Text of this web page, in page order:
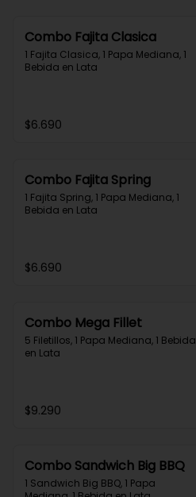
Combo Fajita Clasica
1 Fajita Clasica, 1 Papa Mediana, 1
Bebida en Lata
$6.690
Combo Fajita Spring
1 Fajita Spring, 1 Papa Mediana, 1
Bebida en Lata
$6.690
Combo Mega Fillet
5 Filetillos, 1 Papa Mediana, 1 Bebida
en Lata
$9.290
Combo Sandwich Big BBQ
1 Sandwich Big BBQ, 1 Papa